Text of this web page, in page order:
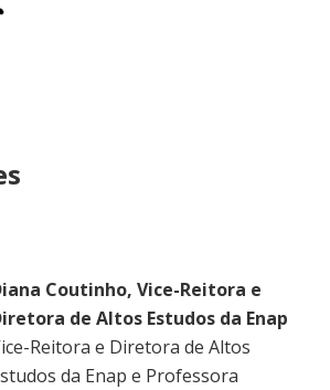
Coutinho, Vice-Reitora e
de Altos Estudos da Enap
Reitora e Diretora de Altos
da Enap e Professora